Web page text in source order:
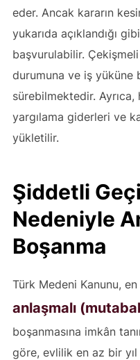
eder. Ancak kararın
yukarıda açıklandığı
başvurulabilir.
durumuna ve iş yüküne
sürebilmektedir. Ayrıca,
yargılama giderleri ve
yükletilir.
Şiddetli
Nedeniyle
Boşanma
Türk Medeni Kanunu, en
anlaşmalı
boşanmasına imkân
göre, evlilik en az bir